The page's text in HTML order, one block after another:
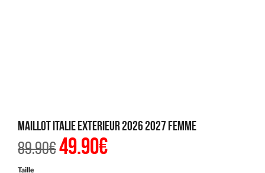
Maillot Italie Exterieur 2026 2027 Femme
89.90€Le
prix
49.90€Le
prix
Taille